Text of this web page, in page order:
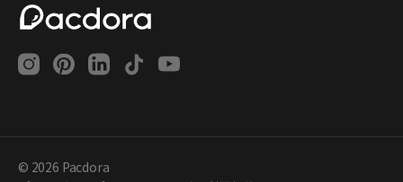
© 2026 Pacdora